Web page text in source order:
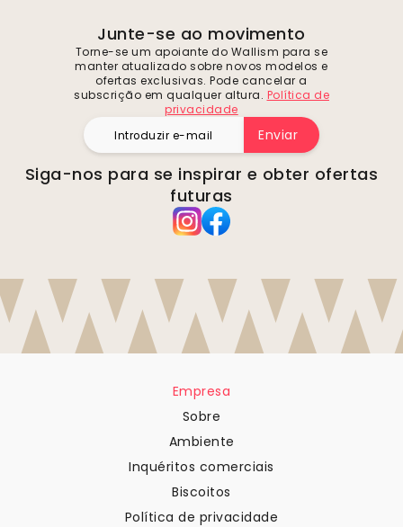
Junte-se ao movimento
Torne-se um apoiante do Wallism para se
manter atualizado sobre novos modelos e
ofertas exclusivas. Pode cancelar a
subscrição em qualquer altura. Política de
privacidade
Enviar
Siga-nos para se inspirar e obter ofertas
futuras
Empresa
Sobre
Ambiente
Inquéritos comerciais
Biscoitos
Política de privacidade